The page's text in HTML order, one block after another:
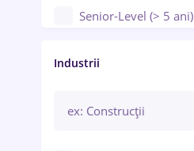
Senior-Level (> 5 ani)
Manager / Executiv
Industrii